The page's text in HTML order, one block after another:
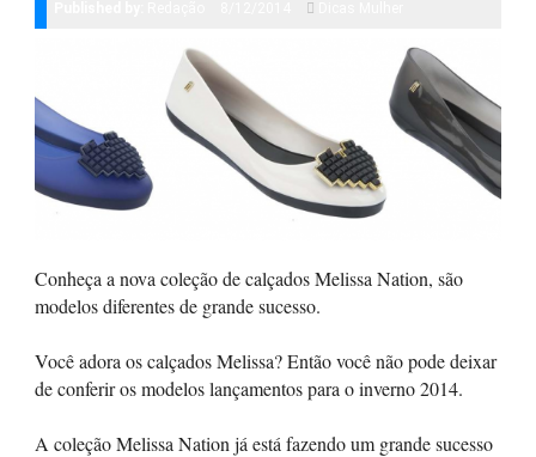
Conheça a nova coleção de calçados Melissa Nation, são
modelos diferentes de grande sucesso.
Você adora os calçados Melissa? Então você não pode deixar
de conferir os modelos lançamentos para o inverno 2014.
A coleção Melissa Nation já está fazendo um grande sucesso